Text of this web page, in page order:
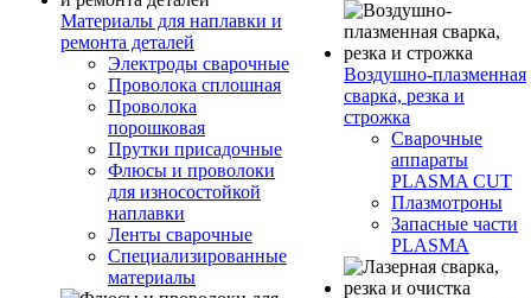
Материалы для наплавки и
ремонта деталей
Электроды сварочные
Проволока сплошная
Проволока
порошковая
Прутки присадочные
Флюсы и проволоки
для износостойкой
наплавки
Ленты сварочные
Специализированные
материалы
Воздушно-плазменная
сварка, резка и
строжка
Сварочные
аппараты
PLASMA CUT
Плазмотроны
Запасные части
PLASMA